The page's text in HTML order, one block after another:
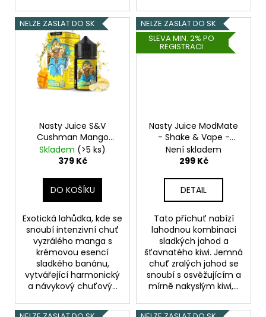
NELZE ZASLAT DO SK
Nasty Juice S&V
Cushman Mango
Banana 10mlMango s
banánem
Skladem (>5 ks)
379 Kč
DO KOŠÍKU
Exotická lahůdka, kde se
snoubí intenzivní chuť
vyzrálého manga s
krémovou esencí
sladkého banánu,
vytvářející harmonický
a návykový chuťový...
NELZE ZASLAT DO SK
SLEVA MIN. 2% PO
REGISTRACI
Nasty Juice ModMate
- Shake & Vape -
Strawberry Kiwi - 20ml
Není skladem
299 Kč
DETAIL
Tato příchuť nabízí
lahodnou kombinaci
sladkých jahod a
šťavnatého kiwi. Jemná
chuť zralých jahod se
snoubí s osvěžujícím a
mírně nakyslým kiwi,...